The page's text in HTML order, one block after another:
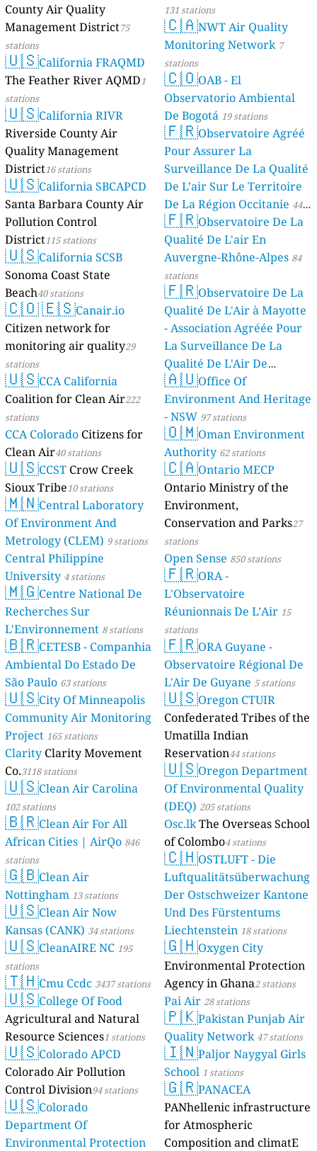
County Air Quality
Management District75
stations
🇺🇸California FRAQMD
The Feather River AQMD1
stations
🇺🇸California RIVR
Riverside County Air
Quality Management
District16 stations
🇺🇸California SBCAPCD
Santa Barbara County Air
Pollution Control
District115 stations
🇺🇸California SCSB
Sonoma Coast State
Beach40 stations
🇨🇴🇪🇸Canair.io
Citizen network for
monitoring air quality29
stations
🇺🇸CCA California
Coalition for Clean Air222
stations
CCA Colorado Citizens for
Clean Air40 stations
🇺🇸CCST Crow Creek
Sioux Tribe10 stations
🇲🇳Central Laboratory
Of Environment And
Metrology (CLEM) 9 stations
Central Philippine
University 4 stations
🇲🇬Centre National De
Recherches Sur
L'Environnement 8 stations
🇧🇷CETESB - Companhia
Ambiental Do Estado De
São Paulo 63 stations
🇺🇸City Of Minneapolis
Community Air Monitoring
Project 165 stations
Clarity Clarity Movement
Co.3118 stations
🇺🇸Clean Air Carolina
102 stations
🇧🇷Clean Air For All
African Cities | AirQo 846
stations
🇬🇧Clean Air
Nottingham 13 stations
🇺🇸Clean Air Now
Kansas (CANK) 34 stations
🇺🇸CleanAIRE NC 195
stations
🇹🇭Cmu Ccdc 3437 stations
🇺🇸College Of Food
Agricultural and Natural
Resource Sciences1 stations
🇺🇸Colorado APCD
Colorado Air Pollution
Control Division94 stations
🇺🇸Colorado
Department Of
Environmental Protection
131 stations
🇨🇦NWT Air Quality
Monitoring Network 7
stations
🇨🇴OAB - El
Observatorio Ambiental
De Bogotá 19 stations
🇫🇷Observatoire Agréé
Pour Assurer La
Surveillance De La Qualité
De L’air Sur Le Territoire
De La Région Occitanie 44
stations
🇫🇷Observatoire De La
Qualité De L'air En
Auvergne-Rhône-Alpes 84
stations
🇫🇷Observatoire De La
Qualité De L'Air à Mayotte
- Association Agréée Pour
La Surveillance De La
Qualité De L'Air De
Mayotte 4 stations
🇦🇺Office Of
Environment And Heritage
- NSW 97 stations
🇴🇲Oman Environment
Authority 62 stations
🇨🇦Ontario MECP
Ontario Ministry of the
Environment,
Conservation and Parks27
stations
Open Sense 850 stations
🇫🇷ORA -
L'Observatoire
Réunionnais De L’Air 15
stations
🇫🇷ORA Guyane -
Observatoire Régional De
L'Air De Guyane 5 stations
🇺🇸Oregon CTUIR
Confederated Tribes of the
Umatilla Indian
Reservation44 stations
🇺🇸Oregon Department
Of Environmental Quality
(DEQ) 205 stations
Osc.lkThe Overseas School
of Colombo4 stations
🇨🇭OSTLUFT - Die
Luftqualitätsüberwachung
Der Ostschweizer Kantone
Und Des Fürstentums
Liechtenstein 18 stations
🇬🇭Oxygen City
Environmental Protection
Agency in Ghana2 stations
Pai Air 28 stations
🇵🇰Pakistan Punjab Air
Quality Network 47 stations
🇮🇳Paljor Naygyal Girls
School 1 stations
🇬🇷PANACEA
PANhellenic infrastructure
for Atmospheric
Composition and climatE